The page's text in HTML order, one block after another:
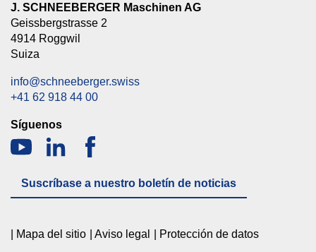
J. SCHNEEBERGER Maschinen AG
Geissbergstrasse 2
4914 Roggwil
Suiza
info@schneeberger.swiss
+41 62 918 44 00
Síguenos
Suscríbase a nuestro boletín de noticias
Mapa del sitio Aviso legal Protección de datos